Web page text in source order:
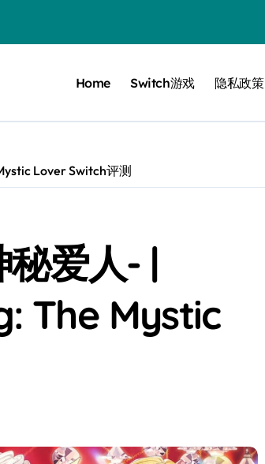
the mist
Battles
Home Switch游戏 隐私政策
Lover Switch评测
爱人- |
The Mystic